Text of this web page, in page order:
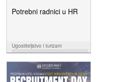
Potrebni radnici u HR
Ugostiteljstvo i turizam
NUDIM